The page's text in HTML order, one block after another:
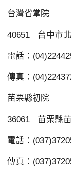
台灣省掌院
40651 台中市
電話：
傳真：
苗栗縣初院
36061 苗栗縣苗
電話：
傳真：